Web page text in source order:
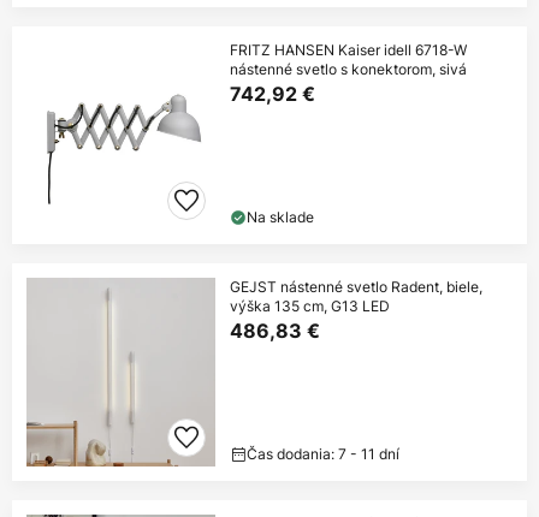
FRITZ HANSEN Kaiser idell 6718-W
nástenné svetlo s konektorom, sivá
742,92 €
Na sklade
GEJST nástenné svetlo Radent, biele,
výška 135 cm, G13 LED
486,83 €
Čas dodania: 7 - 11 dní